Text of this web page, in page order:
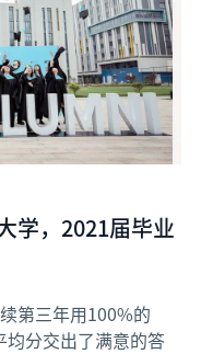
，2021届毕业
第三年用100%的
均分交出了满意的答